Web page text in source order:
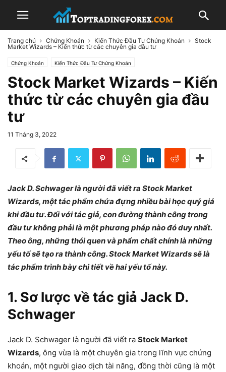
Trang chủ Chứng Khoán Kiến Thức Đầu Tư Chứng Khoán
Stock
Market Wizards – Kiến thức từ các chuyên gia đầu tư
Chứng Khoán Kiến Thức Đầu Tư Chứng Khoán
Stock Market Wizards – Kiến
thức từ các chuyên gia đầu
tư
11 Tháng 3, 2022
Jack D. Schwager là người đã viết ra Stock Market
Wizards, một tác phẩm chứa đựng nhiều bài học quý giá
khi đầu tư. Đối với tác giả, con đường thành công trong
đầu tư không phải là một phương pháp nào đó duy nhất.
Theo ông, những thói quen và phẩm chất chính là những
yếu tố sẽ tạo ra thành công. Stock Market Wizards sẽ là
tác phẩm trình bày chi tiết về hai yếu tố này.
1. Sơ lược về tác giả Jack D.
Schwager
Jack D. Schwager là người đã viết ra Stock Market
Wizards, ông vừa là một chuyên gia trong lĩnh vực chứng
khoán, một người giao dịch tài năng, đồng thời cũng là một